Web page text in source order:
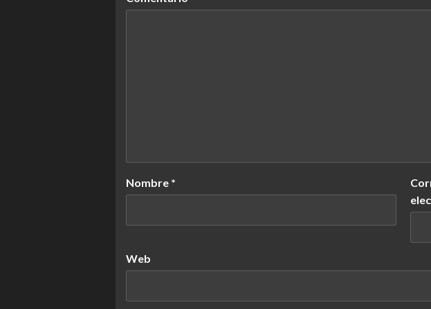
Nombre *
Web